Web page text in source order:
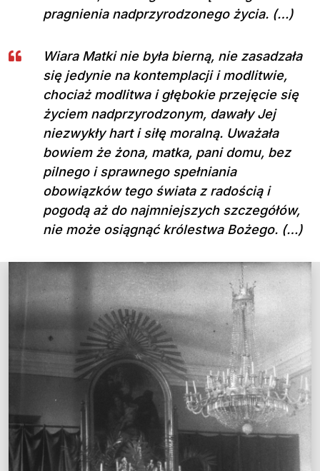
pragnienia nadprzyrodzonego życia. (…)
Wiara Matki nie była bierną, nie zasadzała
się jedynie na kontemplacji i modlitwie,
chociaż modlitwa i głębokie przejęcie się
życiem nadprzyrodzonym, dawały Jej
niezwykły hart i siłę moralną. Uważała
bowiem że żona, matka, pani domu, bez
pilnego i sprawnego spełniania
obowiązków tego świata z radością i
pogodą aż do najmniejszych szczegółów,
nie może osiągnąć królestwa Bożego. (…)